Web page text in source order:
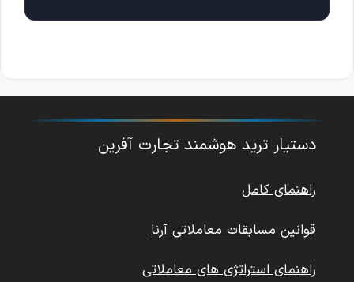
دستیار ترید هوشمند تجارت آفرین
راهنمای کامل
قوانین مسابقات معاملاتی آرنا
راهنمای استراتژی های معاملاتی